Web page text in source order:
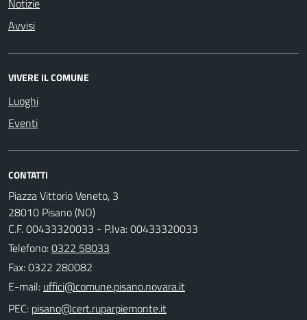
Avvisi
VIVERE IL COMUNE
Luoghi
Eventi
CONTATTI
Piazza Vittorio Veneto, 3
28010 Pisano (NO)
C.F. 00433320033 - P.Iva: 00433320033
Telefono:0322 58033
Fax: 0322 280082
E-mail:
PEC: